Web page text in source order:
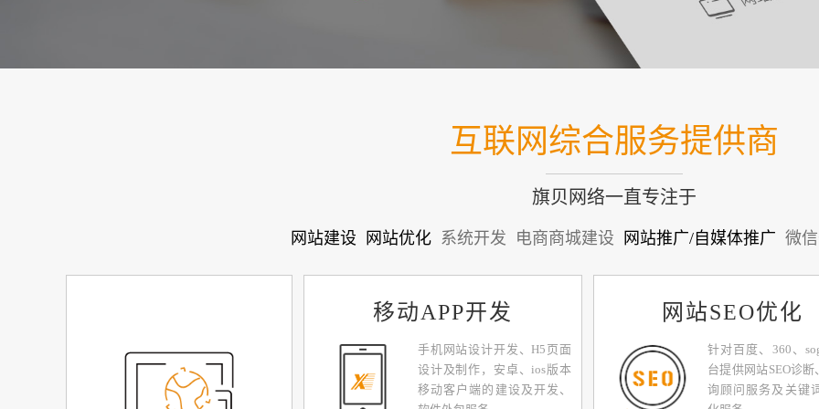
互联网综合服务提供商
旗贝网络一直专注于
网站建设 网站优化 系统开发 电商商城建设 网站推广/自媒体推广 微
移动APP开发
手机网站设计开发、H5页面
设计及制作，安卓、ios版本
移动客户端的建设及开发、
网站SEO优化
针对百度、360、
台提供网站SEO诊断
询顾问服务及关键